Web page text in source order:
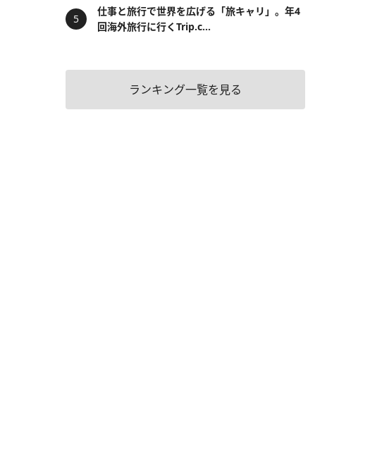
仕事と旅行で世界を広げる「旅キャリ」。年4
回海外旅行に行くTrip.c...
ランキング一覧を見る